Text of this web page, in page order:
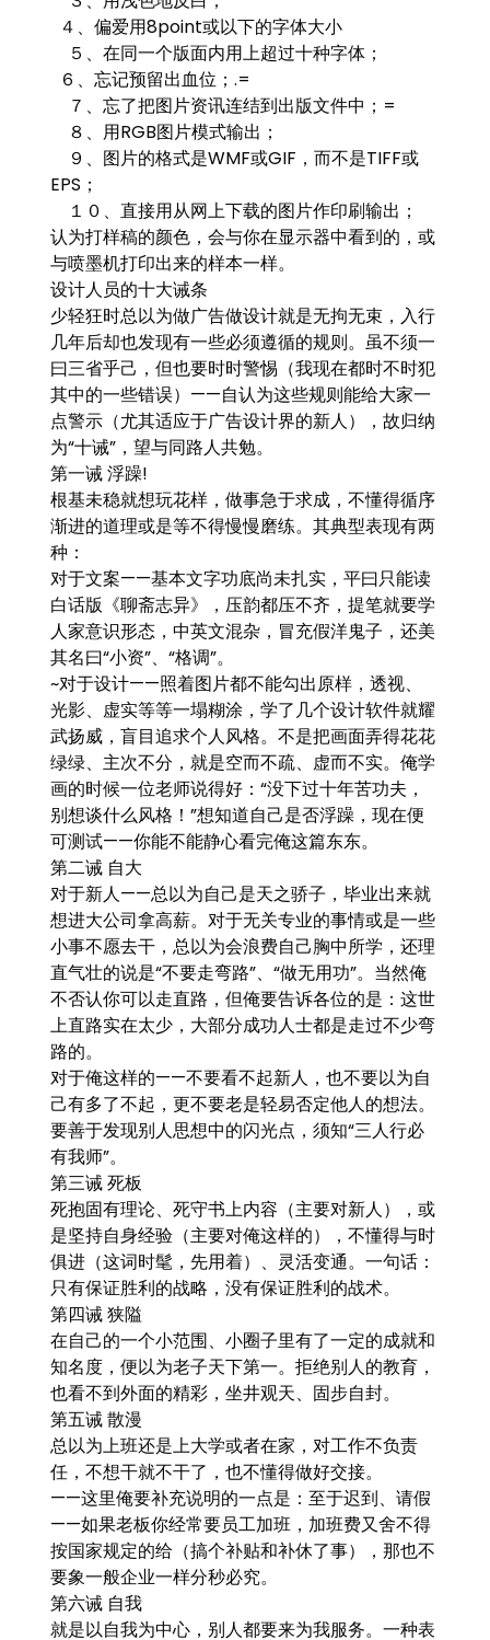
４、偏爱用8point或以下的字体大小
５、在同一个版面内用上超过十种字体；
６、忘记预留出血位；.=
７、忘了把图片资讯连结到出版文件中；=
８、用RGB图片模式输出；
９、图片的格式是WMF或GIF，而不是TIFF或
EPS；
１０、直接用从网上下载的图片作印刷输出；
认为打样稿的颜色，会与你在显示器中看到的，或
与喷墨机打印出来的样本一样。
设计人员的十大诫条
少轻狂时总以为做广告做设计就是无拘无束，入行
几年后却也发现有一些必须遵循的规则。虽不须一
曰三省乎己，但也要时时警惕（我现在都时不时犯
其中的一些错误）——自认为这些规则能给大家一
点警示（尤其适应于广告设计界的新人），故归纳
为“十诫”，望与同路人共勉。
第一诫 浮躁!
根基未稳就想玩花样，做事急于求成，不懂得循序
渐进的道理或是等不得慢慢磨练。其典型表现有两
种：
对于文案——基本文字功底尚未扎实，平曰只能读
白话版《聊斋志异》，压韵都压不齐，提笔就要学
人家意识形态，中英文混杂，冒充假洋鬼子，还美
其名曰“小资”、“格调”。
~对于设计——照着图片都不能勾出原样，透视、
光影、虚实等等一塌糊涂，学了几个设计软件就耀
武扬威，盲目追求个人风格。不是把画面弄得花花
绿绿、主次不分，就是空而不疏、虚而不实。俺学
画的时候一位老师说得好：“没下过十年苦功夫，
别想谈什么风格！”想知道自己是否浮躁，现在便
可测试——你能不能静心看完俺这篇东东。
第二诫 自大
对于新人——总以为自己是天之骄子，毕业出来就
想进大公司拿高薪。对于无关专业的事情或是一些
小事不愿去干，总以为会浪费自己胸中所学，还理
直气壮的说是“不要走弯路”、“做无用功”。当然俺
不否认你可以走直路，但俺要告诉各位的是：这世
上直路实在太少，大部分成功人士都是走过不少弯
路的。
对于俺这样的——不要看不起新人，也不要以为自
己有多了不起，更不要老是轻易否定他人的想法。
要善于发现别人思想中的闪光点，须知“三人行必
有我师”。
第三诫 死板
死抱固有理论、死守书上内容（主要对新人），或
是坚持自身经验（主要对俺这样的），不懂得与时
俱进（这词时髦，先用着）、灵活变通。一句话：
只有保证胜利的战略，没有保证胜利的战术。
第四诫 狭隘
在自己的一个小范围、小圈子里有了一定的成就和
知名度，便以为老子天下第一。拒绝别人的教育，
也看不到外面的精彩，坐井观天、固步自封。
第五诫 散漫
总以为上班还是上大学或者在家，对工作不负责
任，不想干就不干了，也不懂得做好交接。
——这里俺要补充说明的一点是：至于迟到、请假
——如果老板你经常要员工加班，加班费又舍不得
按国家规定的给（搞个补贴和补休了事），那也不
要象一般企业一样分秒必究。
第六诫 自我
就是以自我为中心，别人都要来为我服务。一种表